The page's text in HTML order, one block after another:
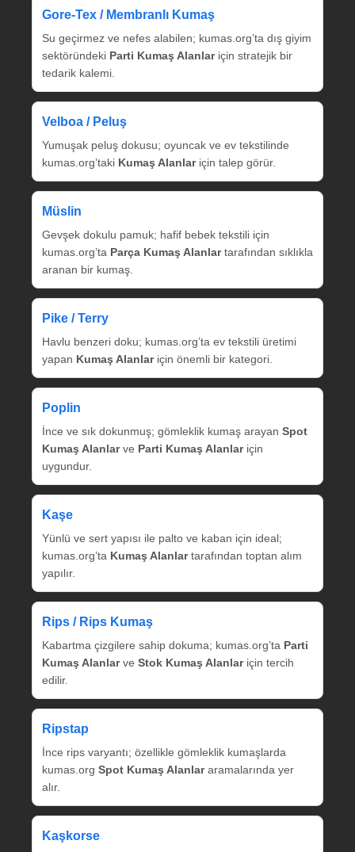
Gore‑Tex / Membranlı Kumaş
Su geçirmez ve nefes alabilen; kumas.org’ta dış giyim
sektöründeki Parti Kumaş Alanlariçin stratejik bir
tedarik kalemi.
Velboa / Peluş
Yumuşak peluş dokusu; oyuncak ve ev tekstilinde
kumas.org’taki Kumaş Alanlariçin talep görür.
Müslin
Gevşek dokulu pamuk; hafif bebek tekstili için
kumas.org’ta Parça Kumaş Alanlartarafından sıklıkla
aranan bir kumaş.
Pike / Terry
Havlu benzeri doku; kumas.org’ta ev tekstili üretimi
yapan Kumaş Alanlariçin önemli bir kategori.
Poplin
İnce ve sık dokunmuş; gömleklik kumaş arayan Spot
Kumaş Alanlarve Parti Kumaş Alanlariçin
uygundur.
Kaşe
Yünlü ve sert yapısı ile palto ve kaban için ideal;
kumas.org’ta Kumaş Alanlartarafından toptan alım
yapılır.
Rips / Rips Kumaş
Kabartma çizgilere sahip dokuma; kumas.org’ta Parti
Kumaş Alanlarve Stok Kumaş Alanlariçin tercih
edilir.
Ripstap
İnce rips varyantı; özellikle gömleklik kumaşlarda
kumas.org Spot Kumaş Alanlararamalarında yer
alır.
Kaşkorse